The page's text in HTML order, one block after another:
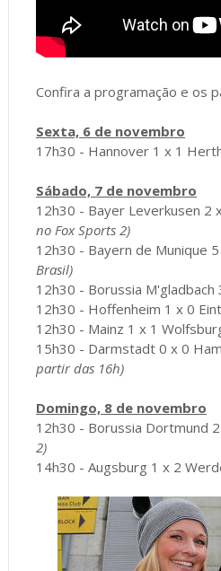
Confira a programação e os
Sexta, 6 de novembro
17h30 - Hannover 1 x 1
Sábado, 7 de novembro
12h30 - Bayer Leverkusen 2
no Fox Sports 2)
12h30 - Bayern de Munique
Brasil)
12h30 - Borussia
12h30 - Hoffenheim 1 x 0
12h30 - Mainz 1 x 1
15h30 - Darmstadt 0 x 0
partir das 16h)
Domingo, 8 de novembro
12h30 - Borussia Dortmund 2
2)
14h30 - Augsburg 1 x 2